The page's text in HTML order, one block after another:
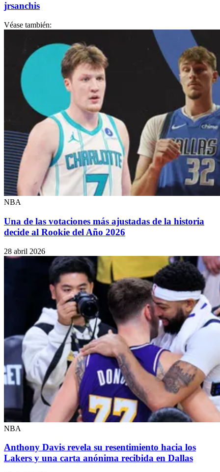
jrsanchis
Véase también:
NBA
Una de las votaciones más ajustadas de la historia
decide al Rookie del Año 2026
28 abril 2026
NBA
Anthony Davis revela su resentimiento hacia los
Lakers y una carta anónima recibida en Dallas